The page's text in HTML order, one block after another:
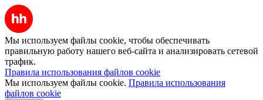
Мы используем файлы cookie, чтобы обеспечивать
правильную работу нашего веб-сайта и анализировать сетевой
трафик.
Правила использования файлов cookie
Мы используем файлы cookie. Правила использования
файлов cookie